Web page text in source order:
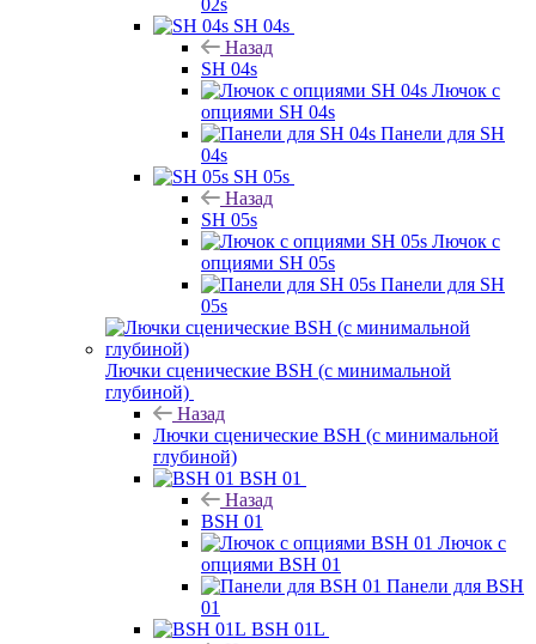
02s
SH 04s
Назад
SH 04s
Лючок с
опциями SH 04s
Панели для SH
04s
SH 05s
Назад
SH 05s
Лючок с
опциями SH 05s
Панели для SH
05s
Лючки сценические BSH (с минимальной
глубиной)
Назад
Лючки сценические BSH (с минимальной
глубиной)
BSH 01
Назад
BSH 01
Лючок с
опциями BSH 01
Панели для BSH
01
BSH 01L